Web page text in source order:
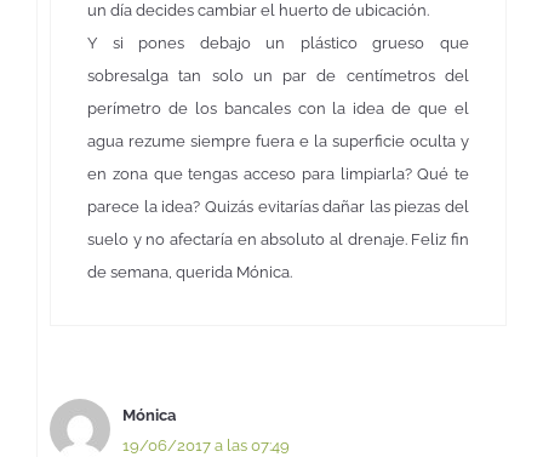
un día decides cambiar el huerto de ubicación.
Y si pones debajo un plástico grueso que
sobresalga tan solo un par de centímetros del
perímetro de los bancales con la idea de que el
agua rezume siempre fuera e la superficie oculta y
en zona que tengas acceso para limpiarla? Qué te
parece la idea? Quizás evitarías dañar las piezas del
suelo y no afectaría en absoluto al drenaje. Feliz fin
de semana, querida Mónica.
Mónica
19/06/2017 a las 07:49